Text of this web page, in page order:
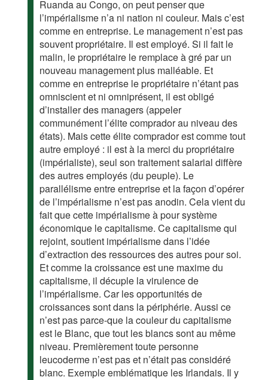
Ruanda au Congo, on peut penser que
l’impérialisme n’a ni nation ni couleur. Mais c’est
comme en entreprise. Le management n’est pas
souvent propriétaire. Il est employé. Si il fait le
malin, le propriétaire le remplace à gré par un
nouveau management plus malléable. Et
comme en entreprise le propriétaire n’étant pas
omniscient et ni omniprésent, il est obligé
d’installer des managers (appeler
communément l’élite comprador au niveau des
états). Mais cette élite comprador est comme tout
autre employé : il est à la merci du propriétaire
(impérialiste), seul son traitement salarial diffère
des autres employés (du peuple). Le
parallélisme entre entreprise et la façon d’opérer
de l’impérialisme n’est pas anodin. Cela vient du
fait que cette impérialisme à pour système
économique le capitalisme. Ce capitalisme qui
rejoint, soutient impérialisme dans l’idée
d’extraction des ressources des autres pour soi.
Et comme la croissance est une maxime du
capitalisme, il décuple la virulence de
l’impérialisme. Car les opportunités de
croissances sont dans la périphérie. Aussi ce
n’est pas parce-que la couleur du capitalisme
est le Blanc, que tout les blancs sont au même
niveau. Premièrement toute personne
leucoderme n’est pas et n’était pas considéré
blanc. Exemple emblématique les Irlandais. Il y